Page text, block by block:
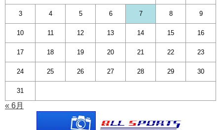
3 4 5 6 7 8 9
10 11 12 13 14 15 16
17 18 19 20 21 22 23
24 25 26 27 28 29 30
31
« 6月